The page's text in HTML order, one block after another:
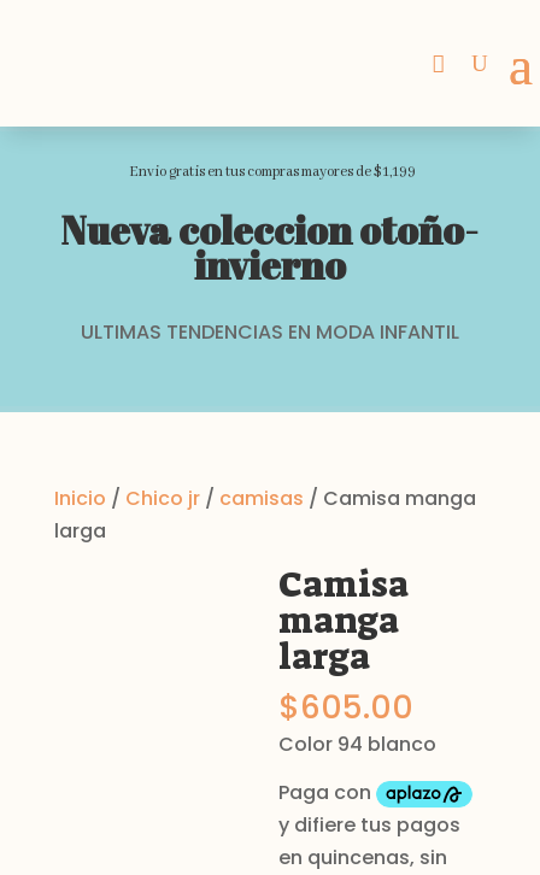
Envio gratis en tus compras mayores de $1,199
Nueva coleccion otoño-
invierno
ULTIMAS TENDENCIAS EN MODA INFANTIL
Inicio / Chico jr/ camisas / Camisa manga
larga
Camisa
manga
larga
$605.00
Color 94 blanco